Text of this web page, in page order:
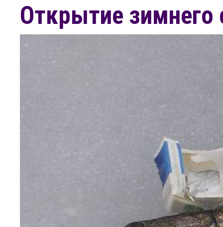
Открытие зимнего